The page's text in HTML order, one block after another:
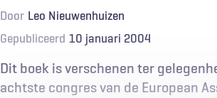
Door Leo Nieuwenhuizen
Gepubliceerd 10 januari 2004
Dit boek is verschenen ter
achtste congres van de European